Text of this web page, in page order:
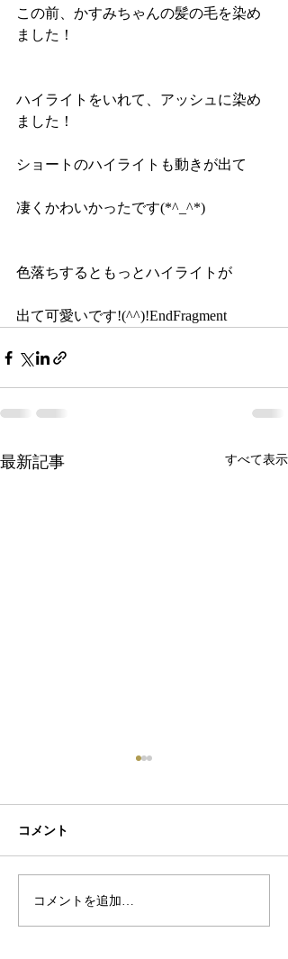
この前、かすみちゃんの髪の毛を染め
ました！
ハイライトをいれて、アッシュに染め
ました！
ショートのハイライトも動きが出て
凄くかわいかったです(*^_^*)
色落ちするともっとハイライトが
出て可愛いです!(^^)!EndFragment
最新記事 すべて表示
初ネイル
コメント
コメントを追加…